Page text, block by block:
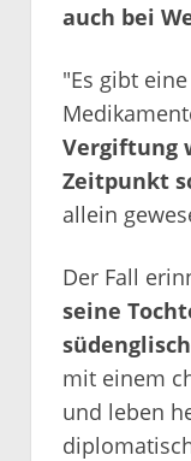
auch bei
"Es gibt
Vergiftung
Zeitpunkt
allein
Der Fall
seine
mit einem
und leben